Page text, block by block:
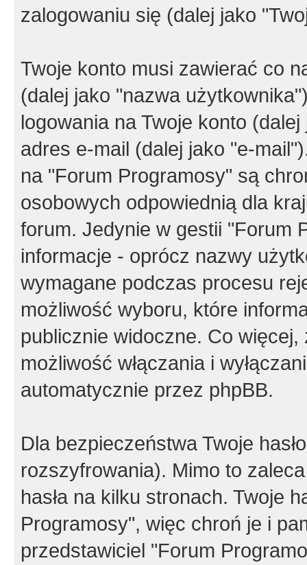
zalogowaniu się (dalej jako
Twoje konto musi zawierać co
(dalej jako "nazwa
logowania na Twoje konto
adres e-mail (dalej jako "e-
na "Forum Programosy" są
osobowych odpowiednią dla
forum. Jedynie w gestii "Forum
informacje - oprócz nazwy
wymagane podczas procesu
możliwość wyboru, które
publicznie widoczne. Co
możliwość włączania i
automatycznie przez phpBB.
Dla bezpieczeństwa Twoje
rozszyfrowania). Mimo to
hasła na kilku stronach. Twoje
Programosy", więc chroń je i
przedstawiciel "Forum